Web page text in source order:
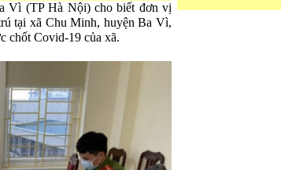
Vì (TP Hà Nội) cho biết đơn vị
tại xã Chu Minh, huyện Ba Vì,
chốt Covid-19 của xã.